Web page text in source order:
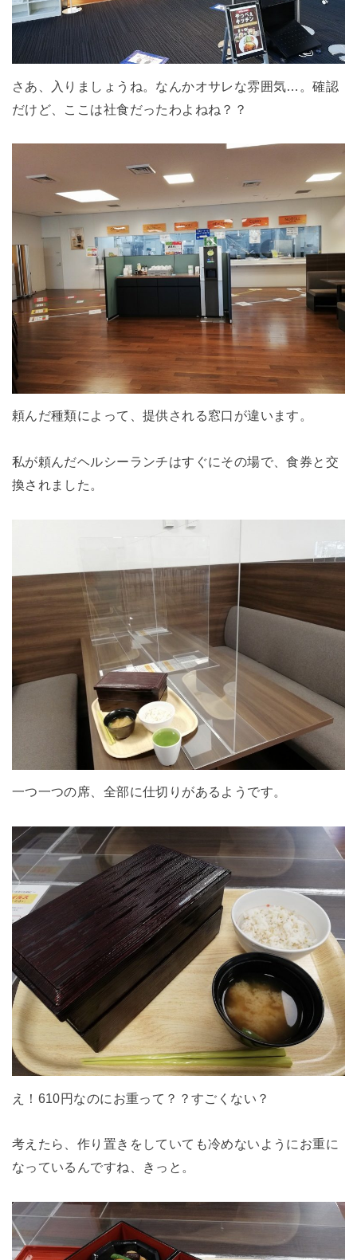
さあ、入りましょうね。なんかオサレな雰囲気…。確認
だけど、ここは社食だったわよねね？？
頼んだ種類によって、提供される窓口が違います。
私が頼んだヘルシーランチはすぐにその場で、食券と交
換されました。
一つ一つの席、全部に仕切りがあるようです。
え！610円なのにお重って？？すごくない？
考えたら、作り置きをしていても冷めないようにお重に
なっているんですね、きっと。